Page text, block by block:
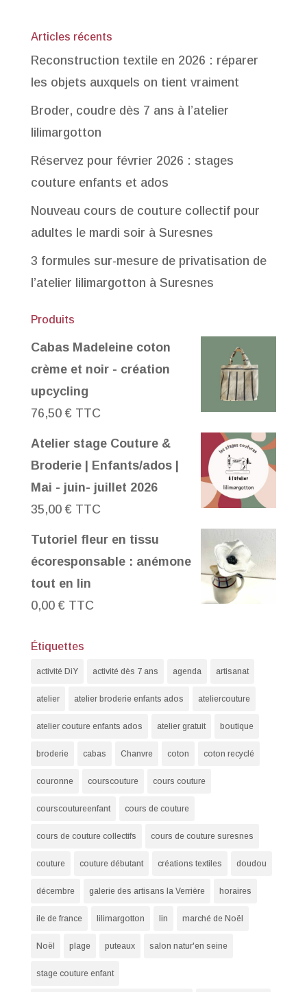
Articles récents
Reconstruction textile en 2026 : réparer
les objets auxquels on tient vraiment
Broder, coudre dès 7 ans à l’atelier
lilimargotton
Réservez pour février 2026 : stages
couture enfants et ados
Nouveau cours de couture collectif pour
adultes le mardi soir à Suresnes
3 formules sur-mesure de privatisation de
l’atelier lilimargotton à Suresnes
Produits
Cabas Madeleine coton
crème et noir - création
upcycling
76,50 € TTC
Atelier stage Couture &
Broderie | Enfants/ados |
Mai - juin- juillet 2026
35,00 € TTC
Tutoriel fleur en tissu
écoresponsable : anémone
tout en lin
0,00 € TTC
Étiquettes
activité DiY activité dès 7 ans agenda artisanat
atelier atelier broderie enfants ados ateliercouture
atelier couture enfants ados atelier gratuit boutique
broderie cabas Chanvre coton coton recyclé
couronne courscouture cours couture
courscoutureenfant cours de couture
cours de couture collectifs cours de couture suresnes
couture couture débutant créations textiles doudou
décembre galerie des artisans la Verrière horaires
ile de france lilimargotton lin marché de Noël
Noël plage puteaux salon natur'en seine
stage couture enfant